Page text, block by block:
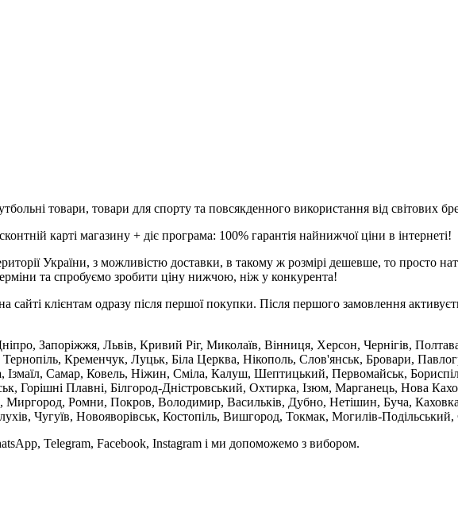
товари, товари для спорту та повсякденного використання від світових
карті магазину + діє програма: 100% гарантія найнижчої ціни в інтернеті!
України, з можливістю доставки, в такому ж розмірі дешевше, то просто
та спробуємо зробити ціну нижчою, ніж у конкурента!
сайті клієнтам одразу після першої покупки. Після першого замовлення
Запоріжжя, Львів, Кривий Ріг, Миколаїв, Вінниця, Херсон, Чернігів,
Кременчук, Луцьк, Біла Церква, Нікополь, Слов'янськ, Бровари,
Ізмаїл, Самар, Ковель, Ніжин, Сміла, Калуш, Шептицький, Первомайськ,
Горішні Плавні, Білгород-Дністровський, Охтирка, Ізюм, Марганець, Нова
Миргород, Ромни, Покров, Володимир, Васильків, Дубно, Нетішин, Буча,
Чугуїв, Новояворівськ, Костопіль, Вишгород, Токмак, Могилів-Подільський,
Telegram, Facebook, Instagram і ми допоможемо з вибором.